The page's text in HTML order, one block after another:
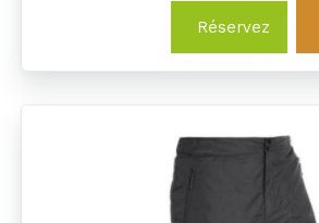
Réservez